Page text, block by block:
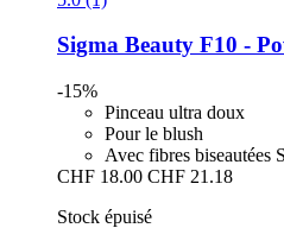
Sigma Beauty F10 -​
-15%
Pinceau ultra doux
Pour le blush
Avec fibres biseautées
CHF 18.00 CHF 21.18
Stock épuisé